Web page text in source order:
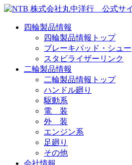
四輪製品情報
四輪製品情報トップ
ブレーキパッド・シュー
スタビライザーリンク
二輪製品情報
二輪製品情報トップ
ハンドル廻り
駆動系
電 装
外 装
エンジン系
足廻り
その他
会社情報